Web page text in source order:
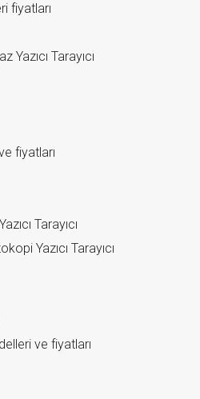
fiyatları
Yazıcı Tarayıcı
fiyatları
Tarayıcı
Yazıcı Tarayıcı
ve fiyatları